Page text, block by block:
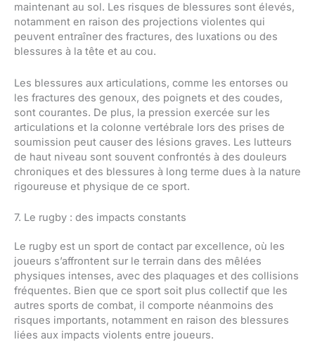
maintenant au sol. Les risques de blessures sont élevés,
notamment en raison des projections violentes qui
peuvent entraîner des fractures, des luxations ou des
blessures à la tête et au cou.
Les blessures aux articulations, comme les entorses ou
les fractures des genoux, des poignets et des coudes,
sont courantes. De plus, la pression exercée sur les
articulations et la colonne vertébrale lors des prises de
soumission peut causer des lésions graves. Les lutteurs
de haut niveau sont souvent confrontés à des douleurs
chroniques et des blessures à long terme dues à la nature
rigoureuse et physique de ce sport.
7. Le rugby : des impacts constants
Le rugby est un sport de contact par excellence, où les
joueurs s’affrontent sur le terrain dans des mêlées
physiques intenses, avec des plaquages et des collisions
fréquentes. Bien que ce sport soit plus collectif que les
autres sports de combat, il comporte néanmoins des
risques importants, notamment en raison des blessures
liées aux impacts violents entre joueurs.